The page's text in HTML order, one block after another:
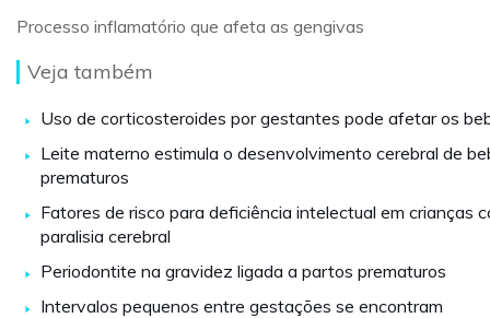
Processo inflamatório que afeta as gengivas
Veja também
Uso de corticosteroides por gestantes pode afetar os
Leite materno estimula o desenvolvimento cerebral de
prematuros
Fatores de risco para deficiência intelectual em crianças
paralisia cerebral
Periodontite na gravidez ligada a partos prematuros
Intervalos pequenos entre gestações se encontram